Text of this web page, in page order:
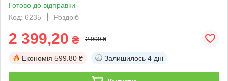
Готово до відправки
Код: 6235
Роздріб
2 399,20 ₴ 2 999 ₴
Економія 599.80 ₴ Залишилось 4 дні